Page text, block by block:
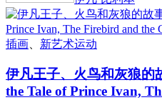
插画 新艺术运动
伊凡王子、火鸟和灰狼
the Tale of Prince Ivan,